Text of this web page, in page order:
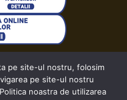
Termeni și Condiții
pe site-ul nostru, folosim
pe site-ul nostru
noastra de utilizarea